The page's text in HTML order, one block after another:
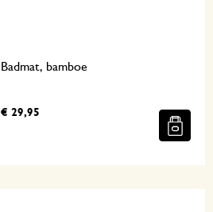
Badmat, bamboe
€ 29,95